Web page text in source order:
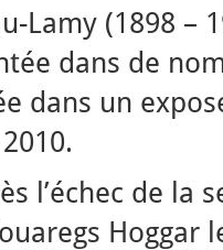
Lamy (1898 –
dans de
dans un
l’échec de la
Hoggar